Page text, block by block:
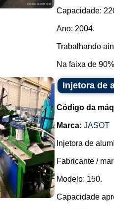
Capacidade:
Ano: 2004.
Trabalhando
Na faixa de
Injetora de
Código da
Marca: JASOT
Injetora de
Fabricante /
Modelo: 150.
Capacidade